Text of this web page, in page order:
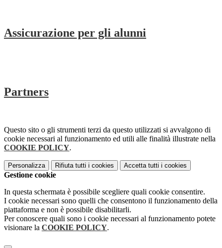
Assicurazione per gli alunni
Partners
Questo sito o gli strumenti terzi da questo utilizzati si avvalgono di
cookie necessari al funzionamento ed utili alle finalità illustrate nella
COOKIE POLICY.
Personalizza Rifiuta tutti i cookies Accetta tutti i cookies
Gestione cookie
In questa schermata è possibile scegliere quali cookie consentire.
I cookie necessari sono quelli che consentono il funzionamento della
piattaforma e non è possibile disabilitarli.
Per conoscere quali sono i cookie necessari al funzionamento potete
visionare la COOKIE POLICY.